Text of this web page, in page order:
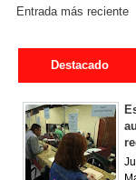
Entrada más reciente
Destacado